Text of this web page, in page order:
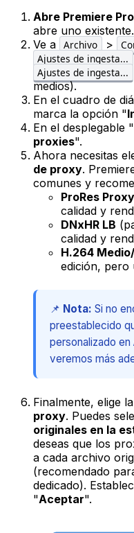
Abre Premiere Pro
abre uno existente.
Ve a
Archivo >
Ajustes de ingesta...
Ajustes de ingesta...
medios).
En el cuadro de
marca la opción "
En el desplegable "
proxies".
Ahora necesitas
de proxy.
comunes y
ProRes Proxy
calidad y
DNxHR LB
calidad y
H.264
edición, pero
📌 Nota: Si no
preestablecido
personalizado
veremos más
Finalmente, elige la
proxy. Puedes
originales en la
deseas que los
a cada archivo
(recomendado
dedicado).
"Aceptar".